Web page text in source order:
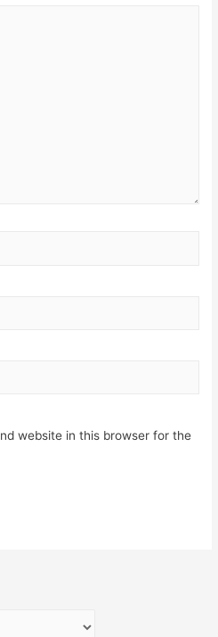
website in this browser for the